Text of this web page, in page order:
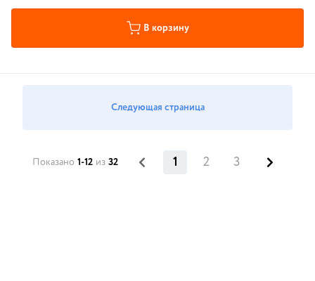
В корзину
Следующая страница
Показано 1-12 из 32 1 2 3